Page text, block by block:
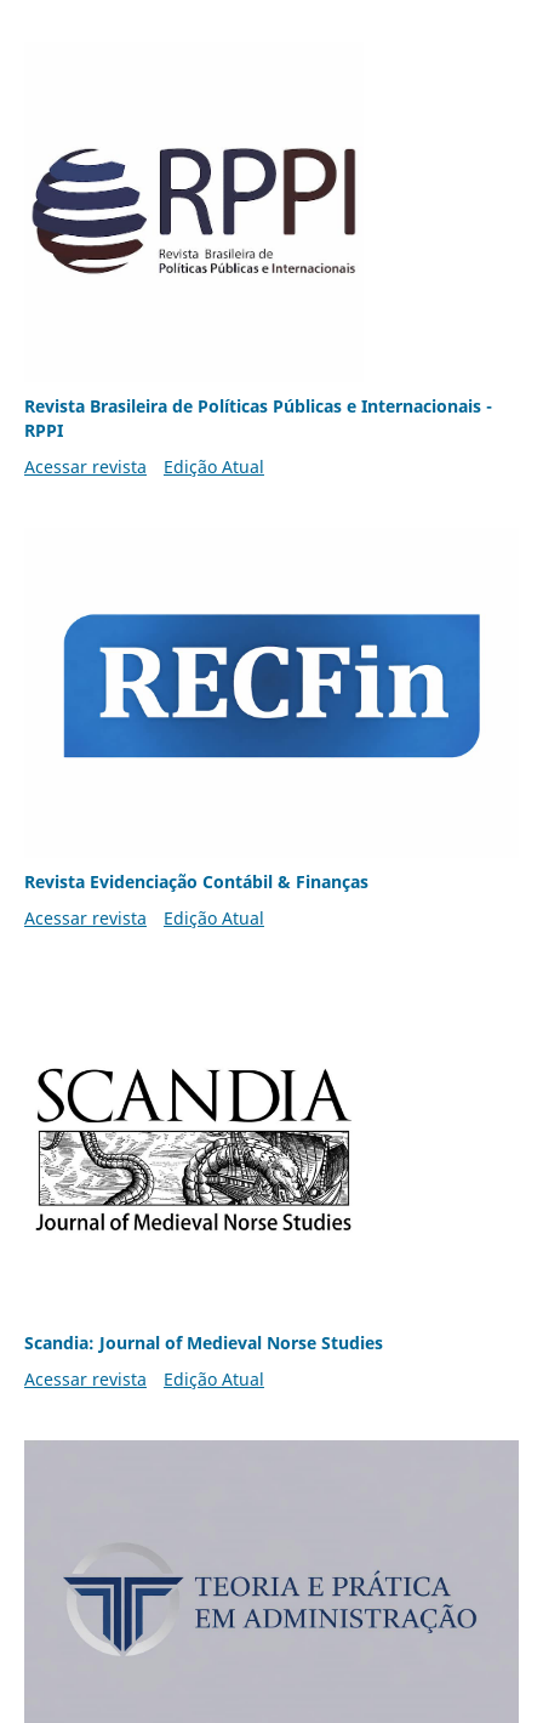
Revista Brasileira de Políticas Públicas e Internacionais -
RPPI
Acessar revista
Edição Atual
Revista Evidenciação Contábil & Finanças
Acessar revista
Edição Atual
Scandia: Journal of Medieval Norse Studies
Acessar revista
Edição Atual